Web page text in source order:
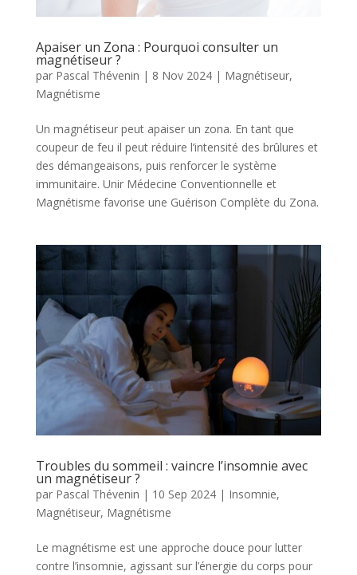
Apaiser un Zona : Pourquoi consulter un
magnétiseur ?
par Pascal Thévenin | 8 Nov 2024| Magnétiseur,
Magnétisme
Un magnétiseur peut apaiser un zona. En tant que
coupeur de feu il peut réduire l’intensité des brûlures et
des démangeaisons, puis renforcer le système
immunitaire. Unir Médecine Conventionnelle et
Magnétisme favorise une Guérison Complète du Zona.
Troubles du sommeil : vaincre l’insomnie avec
un magnétiseur ?
par Pascal Thévenin | 10 Sep 2024| Insomnie,
Magnétiseur, Magnétisme
Le magnétisme est une approche douce pour lutter
contre l’insomnie, agissant sur l’énergie du corps pour